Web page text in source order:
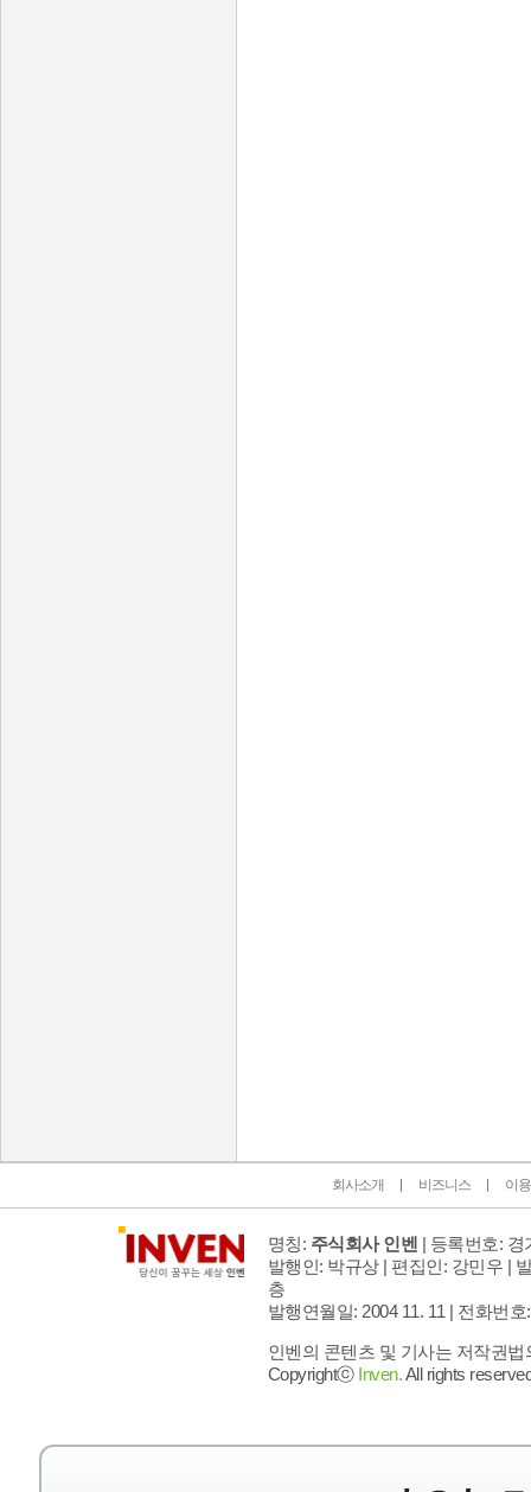
회사소개 비즈니스 이
명칭: 주식회사 인벤 | 등록번호: 경
발행인: 박규상 | 편집인: 강민우 |
층
발행연월일: 2004 11. 11 | 전화번호
인벤의 콘텐츠 및 기사는 저작권
Copyrightⓒ Inven.All rights